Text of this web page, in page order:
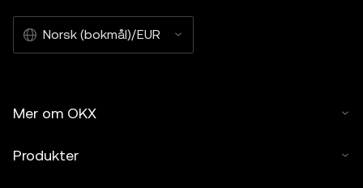
Norsk (bokmål)/EUR
Mer om OKX
Produkter